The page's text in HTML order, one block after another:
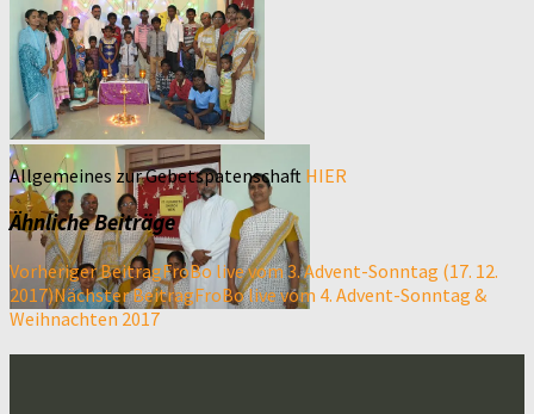
Allgemeines zur Gebetspatenschaft HIER
Ähnliche Beiträge
Beitragsnavigation
Vorheriger BeitragFroBo live vom 3. Advent-Sonntag (17. 12.
2017)Nächster BeitragFroBo live vom 4. Advent-Sonntag &
Weihnachten 2017